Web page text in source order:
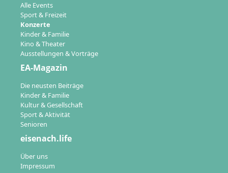
Alle Events
Sport & Freizeit
Konzerte
Kinder & Familie
Kino & Theater
Ausstellungen & Vorträge
EA-Magazin
Die neusten Beiträge
Kinder & Familie
Kultur & Gesellschaft
Sport & Aktivität
Senioren
eisenach.life
Über uns
Impressum